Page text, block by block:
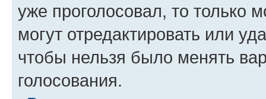
уже проголосовал, то только
могут отредактировать или
чтобы нельзя было менять
голосования.